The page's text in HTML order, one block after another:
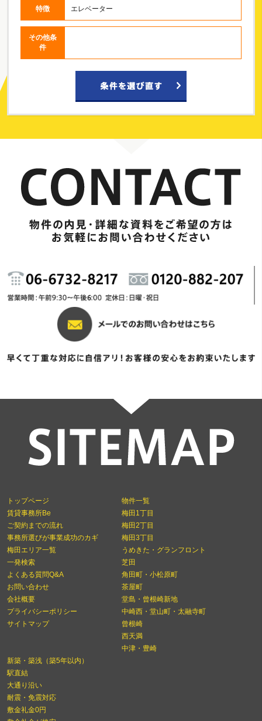
特徴 エレベーター
その他条
件
トップページ
賃貸事務所Be
ご契約までの流れ
事務所選びが事業成功のカギ
梅田エリア一覧
一発検索
よくある質問Q&A
お問い合わせ
会社概要
プライバシーポリシー
サイトマップ
物件一覧
梅田1丁目
梅田2丁目
梅田3丁目
うめきた・グランフロント
芝田
角田町・小松原町
茶屋町
堂島・曾根崎新地
中崎西・堂山町・太融寺町
曾根崎
西天満
中津・豊崎
新築・築浅（築5年以内）
駅直結
大通り沿い
耐震・免震対応
敷金礼金0円